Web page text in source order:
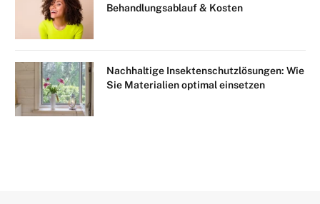
Behandlungsablauf & Kosten
Nachhaltige Insektenschutzlösungen: Wie
Sie Materialien optimal einsetzen